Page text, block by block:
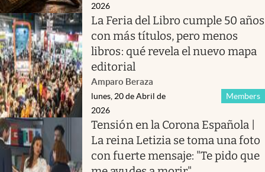
2026
La Feria del Libro cumple 50 años
con más títulos, pero menos
libros: qué revela el nuevo mapa
editorial
Amparo Beraza
Members
lunes, 20 de Abril de
2026
Tensión en la Corona Española |
La reina Letizia se toma una foto
con fuerte mensaje: "Te pido que